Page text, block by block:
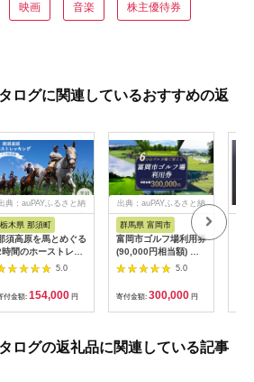
映画 音楽 株主優待券
ログに関連しているおすすめの返
典：auPAYふるさと納
税
栃木県 那須町
須高原を馬とめぐる
間のホーストレッ
キング 外乗ペア利用
券【平日限定】チケッ
ト 利用券 ペア 体験
馬 初心者歓迎〔P-
〕
5.0
付金額: 154,000 円
出典：auPAYふるさと納
群馬県 富岡市
富岡市ゴルフ場利用券
(90,000円相当額) ゴ
ルフ チケット 平日 土
日 祝日 プレー券 関東
群馬県 首都圏 F20E-
350
5.0
寄付金額: 300,000 円
ログの返礼品に関連している記事